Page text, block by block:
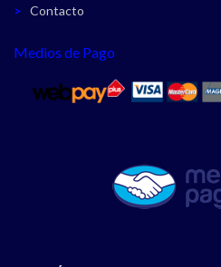
Contacto
Medios de Pago